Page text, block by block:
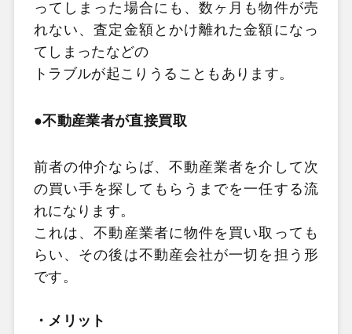
ってしまった場合にも、数ヶ月も物件が売
れない、査定金額とかけ離れた金額になっ
てしまったなどの
トラブルが起こりうることもあります。
●不動産業者が直接買取
前者の仲介ならば、不動産業者を介して次
の買い手を探してもらうまでを一任する流
れになります。
これは、不動産業者に物件を買い取っても
らい、その後は不動産会社が一切を担う形
です。
・メリット